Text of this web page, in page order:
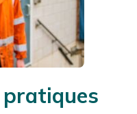
pratiques